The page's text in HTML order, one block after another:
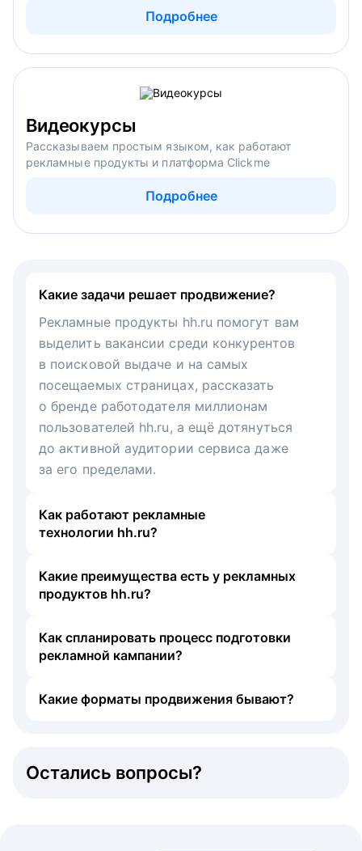
Подробнее
Видеокурсы
Рассказываем простым языком, как работают
рекламные продукты и платформа Clickme
Подробнее
Какие задачи решает продвижение?
Рекламные продукты hh.ru помогут вам
выделить вакансии среди конкурентов
в поисковой выдаче и на самых
посещаемых страницах, рассказать
о бренде работодателя миллионам
пользователей hh.ru, а ещё дотянуться
до активной аудитории сервиса даже
за его пределами.
Как работают рекламные
технологии hh.ru?
Какие преимущества есть у рекламных
продуктов hh.ru?
Как спланировать процесс подготовки
рекламной кампании?
Какие форматы продвижения бывают?
Остались вопросы?